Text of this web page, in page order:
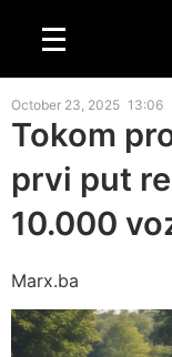
October 23, 2025 13:06
Tokom
prvi put
10.000
Marx.ba